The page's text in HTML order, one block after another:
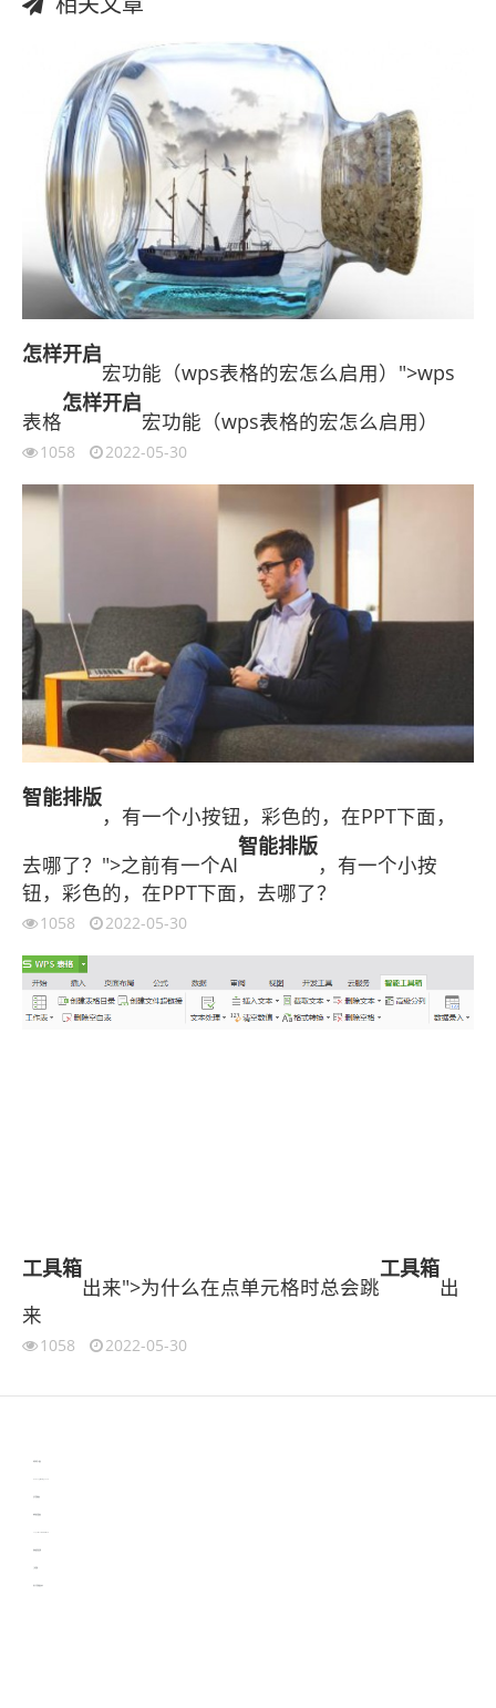
怎样开启
宏功能（wps表格的宏怎么启用）">wps
表格
怎样开启
宏功能（wps表格的宏怎么启用）
1058 2022-05-30
智能排版
，有一个小按钮，彩色的，在PPT下面，
去哪了？">之前有一个AI
智能排版
，有一个小按
钮，彩色的，在PPT下面，去哪了？
1058 2022-05-30
工具箱
出来">为什么在点单元格时总会跳
工具箱
出
来
1058 2022-05-30